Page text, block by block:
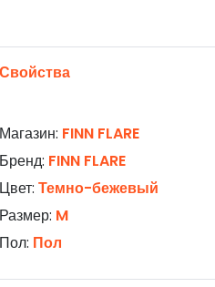
Свойства
Магазин: FINN FLARE
Бренд: FINN FLARE
Цвет: Темно-бежевый
Размер: M
Пол: Пол